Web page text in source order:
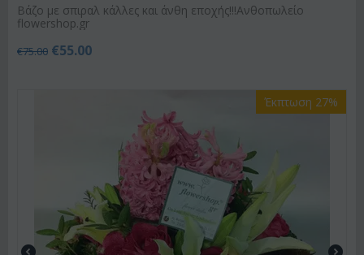
Βάζο με σπιραλ κάλλες και άνθη εποχής!!!Ανθοπωλείο
flowershop.gr
€75.00 €55.00
Έκπτωση 27%